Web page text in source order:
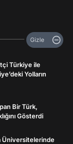
Gizle
Türkiye ile
Yolların
Bir Türk,
Gösterdi
Üniversitelerinde